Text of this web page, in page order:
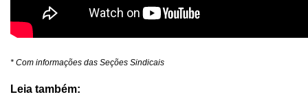
* Com informações das Seções Sindicais
Leia também: